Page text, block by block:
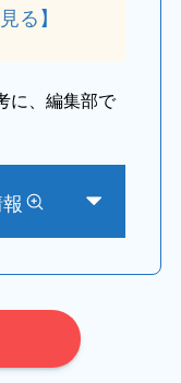
る】
に、編集部で